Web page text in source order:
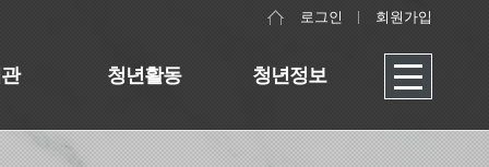
로그인 회원가입
청년활동 청년정보